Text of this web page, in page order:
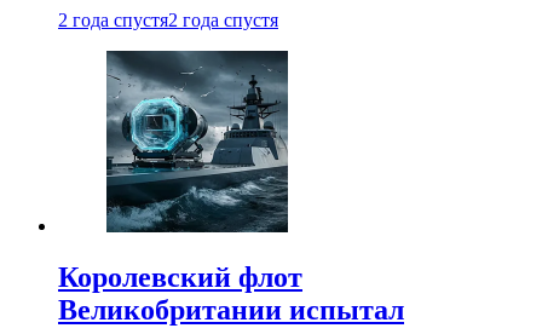
2 года спустя2 года спустя
Королевский флот
Великобритании испытал